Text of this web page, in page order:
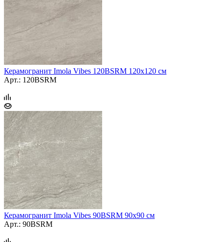
Керамогранит Imola Vibes 120BSRM 120x120 см
Арт.: 120BSRM
Керамогранит Imola Vibes 90BSRM 90x90 см
Арт.: 90BSRM